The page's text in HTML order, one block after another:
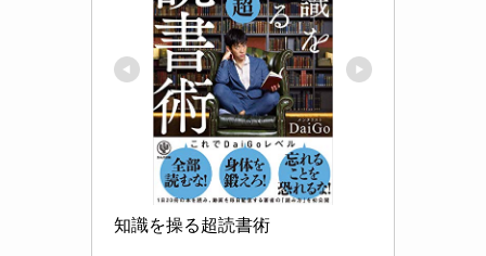
知識を操る超読書術